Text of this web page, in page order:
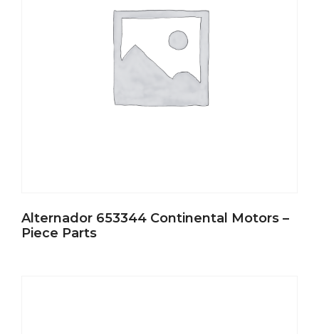
Alternador 653344 Continental Motors –
Piece Parts